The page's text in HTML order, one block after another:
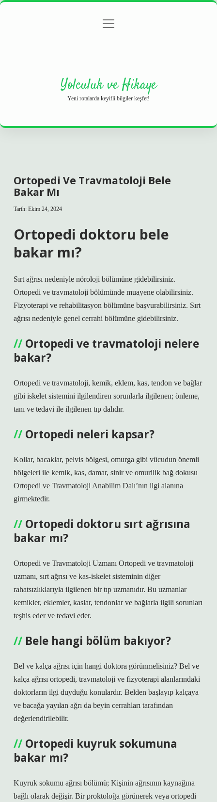
Gizlilik Politikası
menüyü
Yolculuk ve Hikaye
Yeni rotalarda keyifli bilgiler keşfet!
Ortopedi Ve Travmatoloji Bele
Bakar Mı
Tarih: Ekim 24, 2024
Ortopedi doktoru bele
bakar mı?
Sırt ağrısı nedeniyle nöroloji bölümüne gidebilirsiniz.
Ortopedi ve travmatoloji bölümünde muayene olabilirsiniz.
Fizyoterapi ve rehabilitasyon bölümüne başvurabilirsiniz. Sırt
ağrısı nedeniyle genel cerrahi bölümüne gidebilirsiniz.
Ortopedi ve travmatoloji nelere
bakar?
Ortopedi ve travmatoloji, kemik, eklem, kas, tendon ve bağlar
gibi iskelet sistemini ilgilendiren sorunlarla ilgilenen; önleme,
tanı ve tedavi ile ilgilenen tıp dalıdır.
Ortopedi neleri kapsar?
Kollar, bacaklar, pelvis bölgesi, omurga gibi vücudun önemli
bölgeleri ile kemik, kas, damar, sinir ve omurilik bağ dokusu
Ortopedi ve Travmatoloji Anabilim Dalı’nın ilgi alanına
girmektedir.
Ortopedi doktoru sırt ağrısına
bakar mı?
Ortopedi ve Travmatoloji Uzmanı Ortopedi ve travmatoloji
uzmanı, sırt ağrısı ve kas-iskelet sisteminin diğer
rahatsızlıklarıyla ilgilenen bir tıp uzmanıdır. Bu uzmanlar
kemikler, eklemler, kaslar, tendonlar ve bağlarla ilgili sorunları
teşhis eder ve tedavi eder.
Bele hangi bölüm bakıyor?
Bel ve kalça ağrısı için hangi doktora görünmelisiniz? Bel ve
kalça ağrısı ortopedi, travmatoloji ve fizyoterapi alanlarındaki
doktorların ilgi duyduğu konulardır. Belden başlayıp kalçaya
ve bacağa yayılan ağrı da beyin cerrahları tarafından
değerlendirilebilir.
Ortopedi kuyruk sokumuna
bakar mı?
Kuyruk sokumu ağrısı bölümü; Kişinin ağrısının kaynağına
bağlı olarak değişir. Bir proktoloğa görünerek veya ortopedi